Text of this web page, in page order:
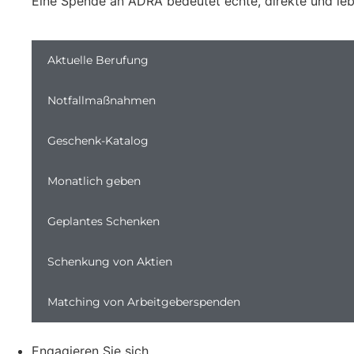
Aktuelle Berufung
Notfallmaßnahmen
Geschenk-Katalog
Monatlich geben
Geplantes Schenken
Schenkung von Aktien
Matching von Arbeitgeberspenden